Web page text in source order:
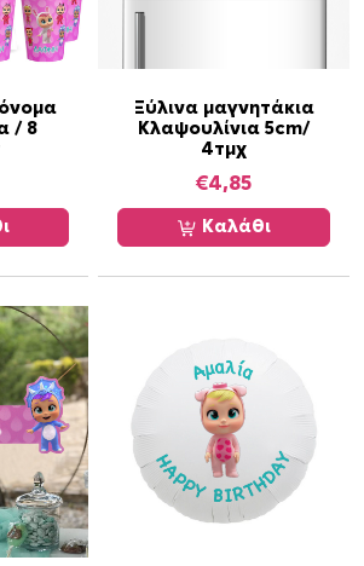
/ 8
Ξύλινα μαγνητάκια
Κλαψουλίνια 5cm/
4τμχ
€4,85
Καλάθι